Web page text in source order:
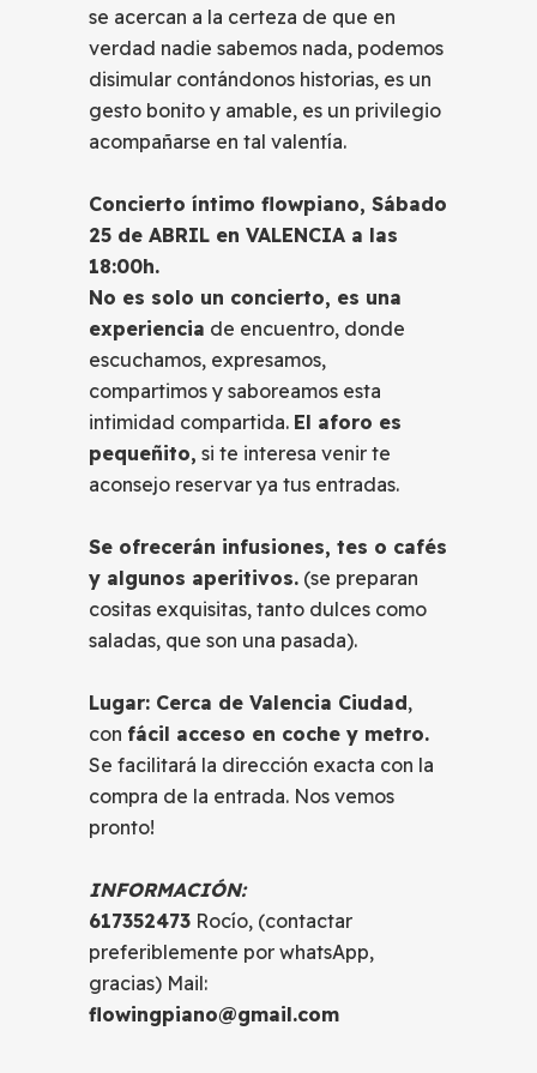
se acercan a la certeza de que en
verdad nadie sabemos nada, podemos
disimular contándonos historias, es un
gesto bonito y amable, es un privilegio
acompañarse en tal valentía.
Concierto íntimo flowpiano, Sábado
25 de ABRIL en VALENCIA a las
18:00h.
No es solo un concierto, es una
experiencia de encuentro, donde
escuchamos, expresamos,
compartimos y saboreamos esta
intimidad compartida. El aforo es
pequeñito, si te interesa venir te
aconsejo reservar ya tus entradas.
Se ofrecerán infusiones, tes o cafés
y algunos aperitivos. (se preparan
cositas exquisitas, tanto dulces como
saladas, que son una pasada).
Lugar: Cerca de Valencia Ciudad,
con fácil acceso en coche y metro.
Se facilitará la dirección exacta con la
compra de la entrada. Nos vemos
pronto!
INFORMACIÓN:
617352473 Rocío, (contactar
preferiblemente por whatsApp,
gracias) Mail:
flowingpiano@gmail.com